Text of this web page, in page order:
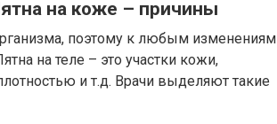
на коже – причины
поэтому к любым изменениям
на теле – это участки кожи,
и т.д. Врачи выделяют такие